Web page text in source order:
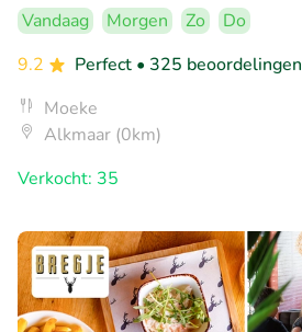
Vandaag Morgen Zo
Do
9.2
Perfect • 325 beoordelingen
Moeke
Alkmaar (0km)
Verkocht: 35